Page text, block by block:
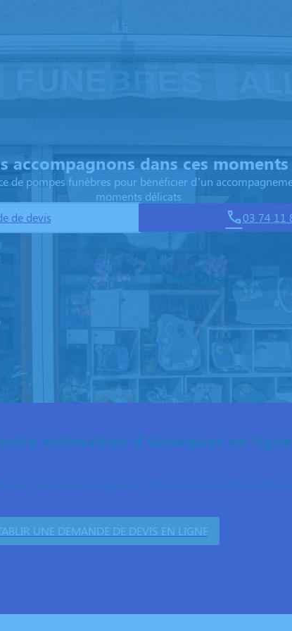
accompagnons dans ces
de pompes funèbres pour bénéficier d’un
moments délicats
de devis
03 74 11
estimation d'obsèques en ligne
nous nous engageons à fournir des prestations de
UNE DEMANDE DE DEVIS EN LIGNE